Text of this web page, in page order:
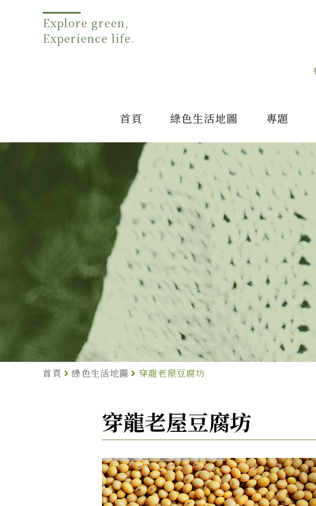
Explore green,
Experience life.
首頁 綠色生活地圖 專題
首頁 綠色生活地圖 穿龍老屋豆腐坊
穿龍老屋豆腐坊